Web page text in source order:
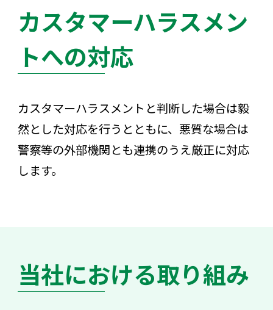
カスタマーハラスメン
トへの対応
カスタマーハラスメントと判断した場合は毅
然とした対応を行うとともに、悪質な場合は
警察等の外部機関とも連携のうえ厳正に対応
します。
当社における取り組み